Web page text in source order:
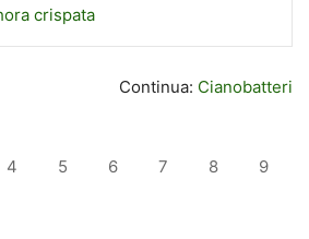
crispata
Continua: Cianobatteri
4 5 6 7 8 9